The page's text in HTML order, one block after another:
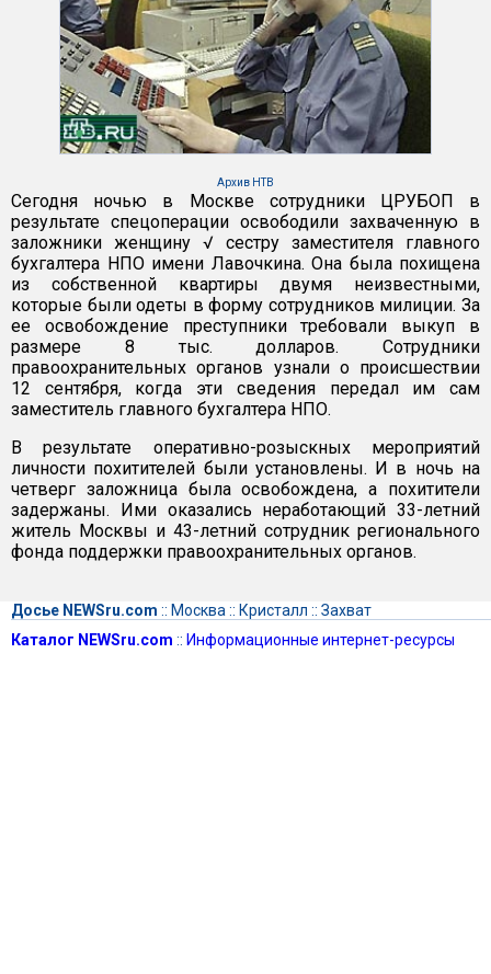
Архив НТВ
Сегодня ночью в Москве сотрудники ЦРУБОП в
результате спецоперации освободили захваченную в
заложники женщину √ сестру заместителя главного
бухгалтера НПО имени Лавочкина. Она была похищена
из собственной квартиры двумя неизвестными,
которые были одеты в форму сотрудников милиции. За
ее освобождение преступники требовали выкуп в
размере 8 тыс. долларов. Сотрудники
правоохранительных органов узнали о происшествии
12 сентября, когда эти сведения передал им сам
заместитель главного бухгалтера НПО.
В результате оперативно-розыскных мероприятий
личности похитителей были установлены. И в ночь на
четверг заложница была освобождена, а похитители
задержаны. Ими оказались неработающий 33-летний
житель Москвы и 43-летний сотрудник регионального
фонда поддержки правоохранительных органов.
Досье NEWSru.com :: Москва :: Кристалл :: Захват
Каталог NEWSru.com :: Информационные интернет-ресурсы